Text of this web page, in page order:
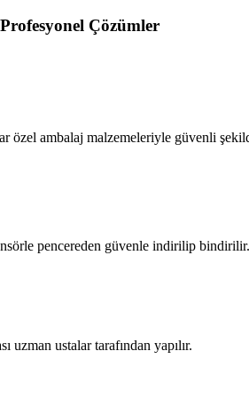
Çözümler
özel ambalaj malzemeleriyle güvenli
pencereden güvenle indirilip bindirilir.
uzman ustalar tarafından yapılır.